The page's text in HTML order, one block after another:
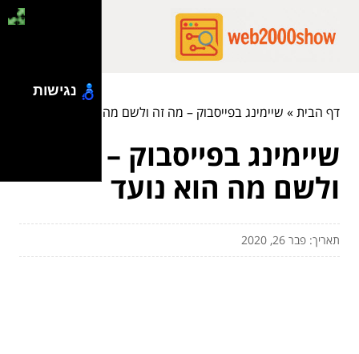
דף הבית» שיימינג בפייסבוק – מה זה ולשם מה הוא נועד
שיימינג בפייסבוק – מה זה
ולשם מה הוא נועד
תאריך: פבר 26, 2020
נגישות